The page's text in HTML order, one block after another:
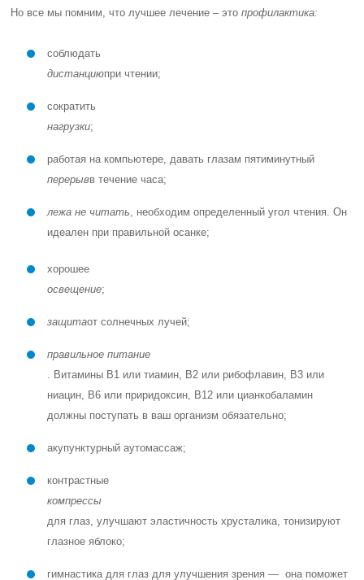
Но все мы помним, что лучшее лечение – этопрофилактика:
соблюдать
дистанциюпри чтении;
сократить
нагрузки;
работая на компьютере, давать глазам пятиминутный
перерывв течение часа;
лежа не читать, необходим определенный угол чтения. Он
идеален при правильной осанке;
хорошее
освещение;
защитаот солнечных лучей;
правильное питание
. Витамины В1 или тиамин, В2 или рибофлавин, В3 или
ниацин, В6 или приридоксин, В12 или цианкобаламин
должны поступать в ваш организм обязательно;
акупунктурный аутомассаж;
контрастные
компрессы
для глаз, улучшают эластичность хрусталика, тонизируют
глазное яблоко;
гимнастика для глаз для улучшения зрения — она поможет